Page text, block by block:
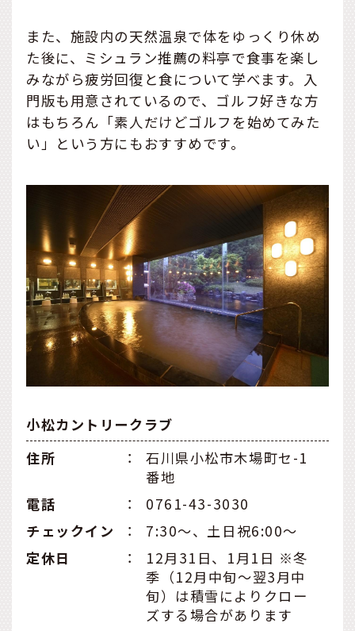
また、施設内の天然温泉で体をゆっくり休め
た後に、ミシュラン推薦の料亭で食事を楽し
みながら疲労回復と食について学べます。入
門版も用意されているので、ゴルフ好きな方
はもちろん「素人だけどゴルフを始めてみた
い」という方にもおすすめです。
小松カントリークラブ
住所
：
石川県小松市木場町セ-1
番地
電話
：
0761-43-3030
チェックイン
：
7:30～、土日祝6:00～
定休日
：
12月31日、1月1日 ※冬
季（12月中旬～翌3月中
旬）は積雪によりクロー
ズする場合があります